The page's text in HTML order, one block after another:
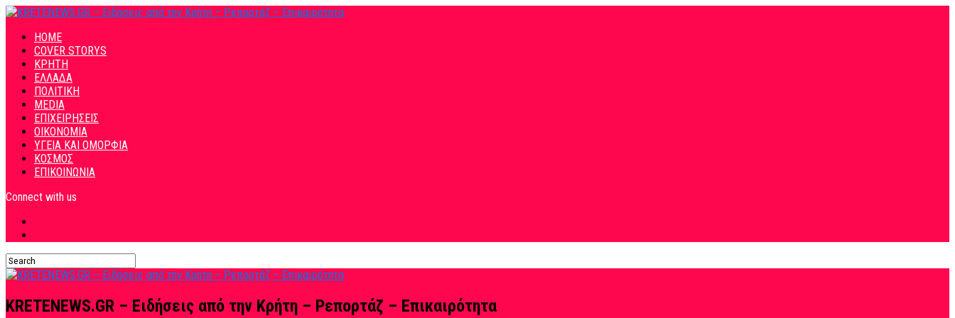
HOME
COVER STORYS
ΚΡΗΤΗ
ΕΛΛΑΔΑ
ΠΟΛΙΤΙΚΗ
MEDIA
ΕΠΙΧΕΙΡΗΣΕΙΣ
ΟΙΚΟΝΟΜΙΑ
ΥΓΕΙΑ ΚΑΙ ΟΜΟΡΦΙΑ
ΚΟΣΜΟΣ
ΕΠΙΚΟΙΝΩΝΙΑ
Connect with us
KRETENEWS.GR – Ειδήσεις από την Κρήτη – Ρεπορτάζ – Επικαιρότητα